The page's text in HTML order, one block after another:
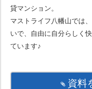
貸マンション。
マストライフ八幡山では
いで、自由に自分らしく
ています♪
資料